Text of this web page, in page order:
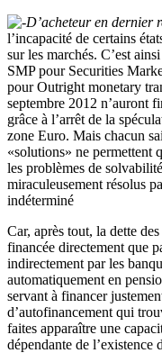
D’acheteur en dernier
l’incapacité de certains
sur les marchés. C’est
SMP pour Securities
pour Outright monetary
septembre 2012 n’auront
grâce à l’arrêt de la
zone Euro. Mais chacun
«solutions» ne permettent
les problèmes de
miraculeusement résolus
indéterminé
Car, après tout, la dette
financée directement que
indirectement par les
automatiquement en
servant à financer
d’autofinancement qui
faites apparaître une
dépendante de l’existence